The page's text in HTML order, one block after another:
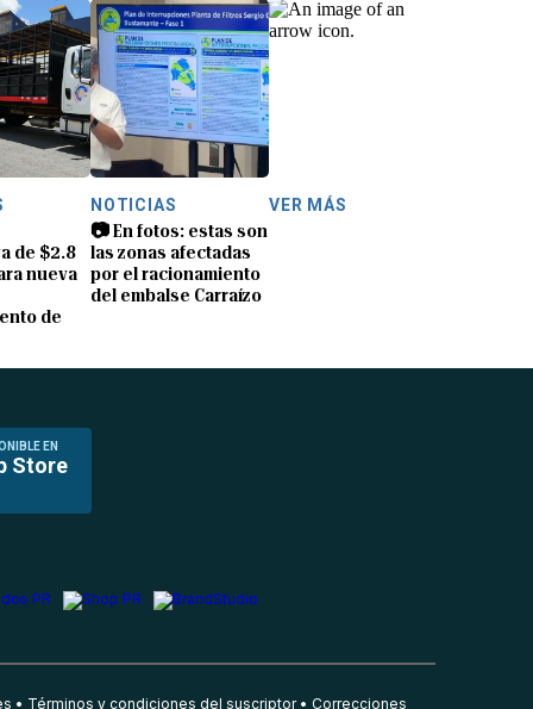
de $2.8
nueva
de
NOTICIAS
📷 En fotos: estas son
las zonas afectadas
por el racionamiento
del embalse Carraízo
VER MÁS
EN
Store
Términos y condiciones del suscriptor Correcciones